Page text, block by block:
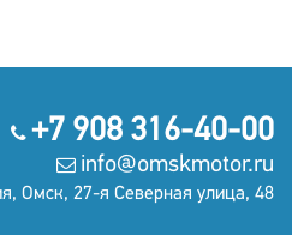
+7 908 316-40-00
info@omskmotor.ru
Омск, 27-я Северная улица, 48